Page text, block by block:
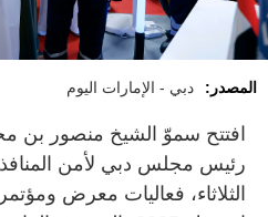
المصدر: دبي - الإمارات اليوم
افتتح سموّ الشيخ منصور بن
رئيس مجلس دبي لأمن المنافذ
الثلاثاء، فعاليات معرض